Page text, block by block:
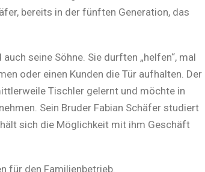
bereits in der fünften Generation, das
seine Söhne. Sie durften „helfen“, mal
oder einen Kunden die Tür aufhalten. Der
Tischler gelernt und möchte in
Sein Bruder Fabian Schäfer studiert
sich die Möglichkeit mit ihm Geschäft
für den Familienbetrieb.